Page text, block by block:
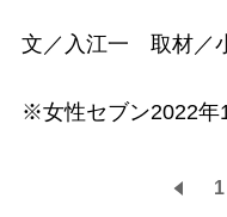
文／入江一 取材／
※女性セブン2022年
1